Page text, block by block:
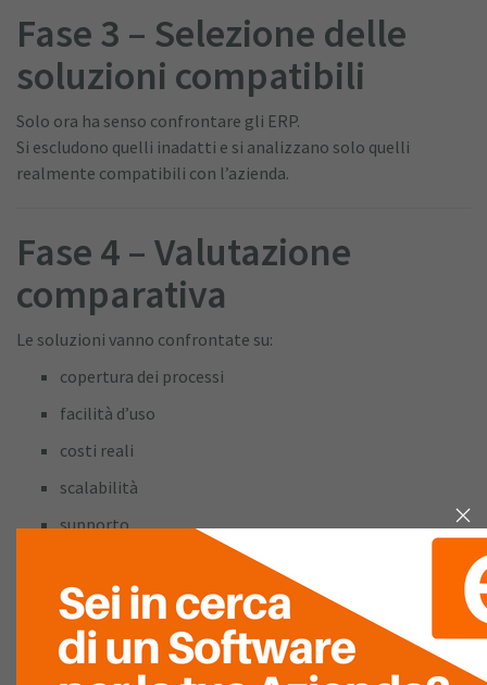
Fase 3 – Selezione delle
soluzioni compatibili
Solo ora ha senso confrontare gli ERP.
Si escludono quelli inadatti e si analizzano solo quelli
realmente compatibili con l’azienda.
Fase 4 – Valutazione
comparativa
Le soluzioni vanno confrontate su:
copertura dei processi
facilità d’uso
costi reali
scalabilità
supporto
Fase 5 – Decisione